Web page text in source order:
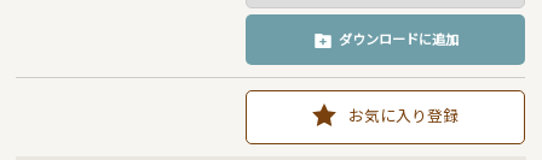
ダウンロードに追加
お気に入り登録